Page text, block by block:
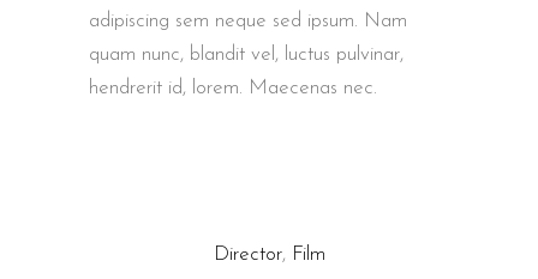
adipiscing sem neque sed ipsum. Nam
quam nunc, blandit vel, luctus pulvinar,
hendrerit id, lorem. Maecenas nec.
Director, Film